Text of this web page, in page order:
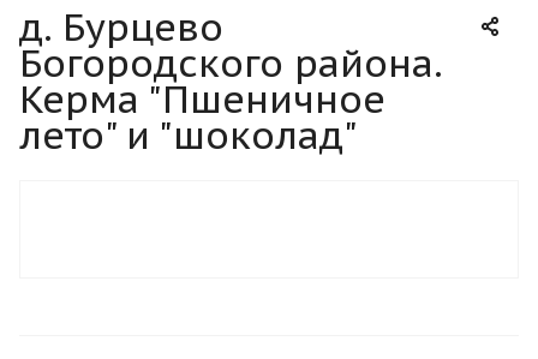
д. Бурцево
Богородского района.
Керма "Пшеничное
лето" и "шоколад"